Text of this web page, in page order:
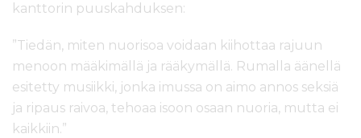
kanttorin puuskahduksen:
”Tiedän, miten nuorisoa voidaan kiihottaa rajuun
menoon määkimällä ja rääkymällä. Rumalla äänellä
esitetty musiikki, jonka imussa on aimo annos seksiä
ja ripaus raivoa, tehoaa isoon osaan nuoria, mutta ei
kaikkiin.”